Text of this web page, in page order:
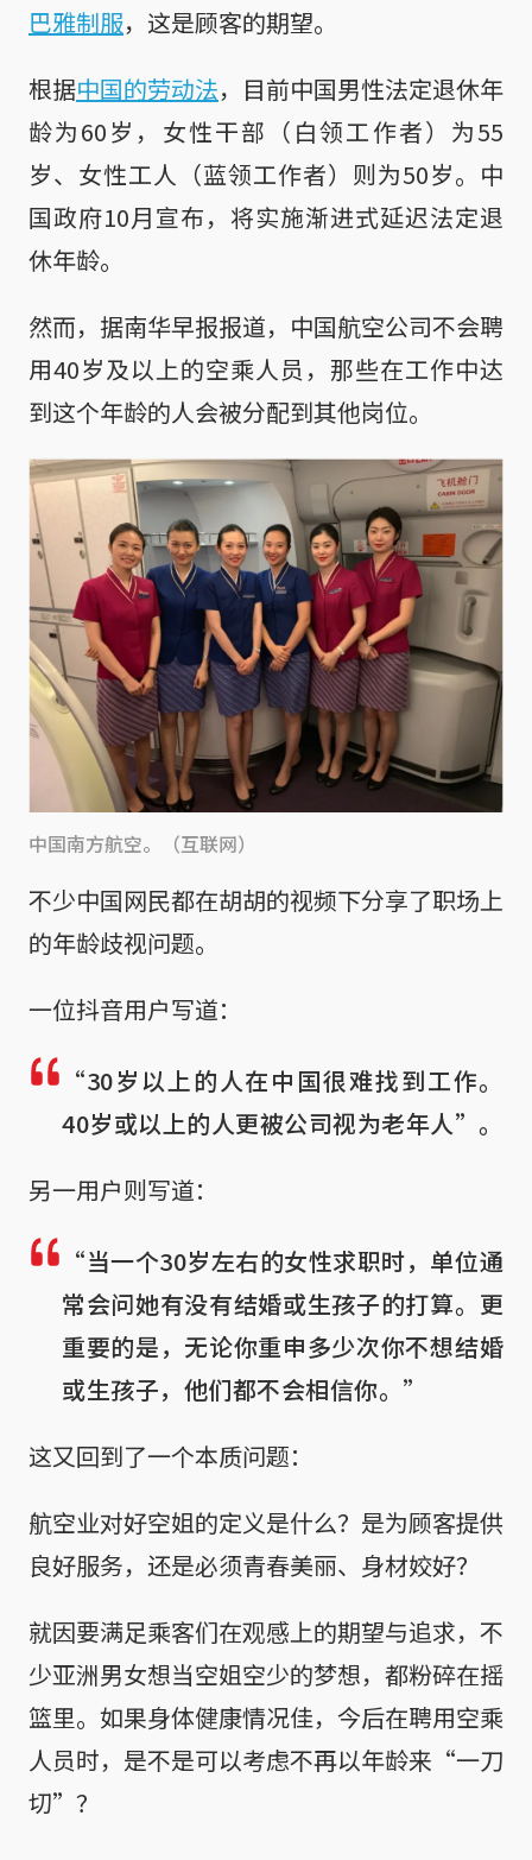
巴雅制服，这是顾客的期望。
根据中国的劳动法，目前中国男性法定退休年
龄为60岁，女性干部（白领工作者）为55
岁、女性工人（蓝领工作者）则为50岁。中
国政府10月宣布，将实施渐进式延迟法定退
休年龄。
然而，据南华早报报道，中国航空公司不会聘
用40岁及以上的空乘人员，那些在工作中达
到这个年龄的人会被分配到其他岗位。
中国南方航空。（互联网）
不少中国网民都在胡胡的视频下分享了职场上
的年龄歧视问题。
一位抖音用户写道：
“30岁以上的人在中国很难找到工作。
40岁或以上的人更被公司视为老年人”。
另一用户则写道：
“当一个30岁左右的女性求职时，单位通
常会问她有没有结婚或生孩子的打算。更
重要的是，无论你重申多少次你不想结婚
或生孩子，他们都不会相信你。”
这又回到了一个本质问题：
航空业对好空姐的定义是什么？是为顾客提供
良好服务，还是必须青春美丽、身材姣好？
就因要满足乘客们在观感上的期望与追求，不
少亚洲男女想当空姐空少的梦想，都粉碎在摇
篮里。如果身体健康情况佳，今后在聘用空乘
人员时，是不是可以考虑不再以年龄来“一刀
切”？